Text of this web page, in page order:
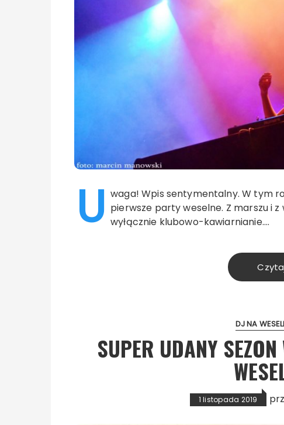
U waga! Wpis sentymentalny. W tym
pierwsze party weselne. Z marszu i
wyłącznie klubowo-kawiarnianie….
DJ NA
SUPER UDANY
1 listopada 2019